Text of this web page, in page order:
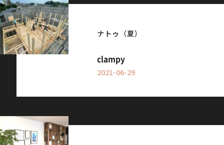
About
CLAMPYの家づくり
Reform
リフォーム・リノベーション
インフォメーション
ナトゥ（夏）
clampy
2021-06-29